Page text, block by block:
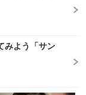
みよう「サン